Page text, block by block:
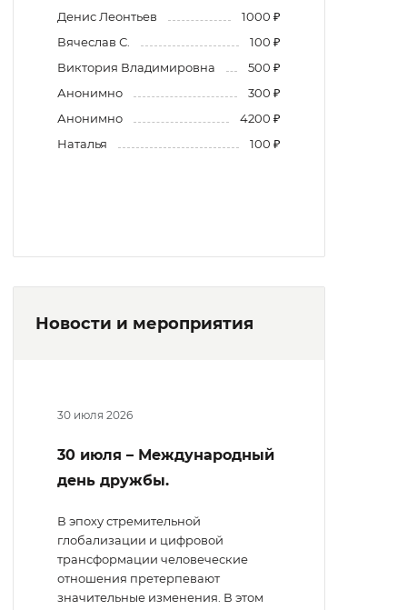
Денис Леонтьев
1000 ₽
Вячеслав С.
100 ₽
Виктория Владимировна
500 ₽
Анонимно
300 ₽
Анонимно
4200 ₽
Наталья
100 ₽
Новости и мероприятия
30 июля 2026
30 июля – Международный
день дружбы.
В эпоху стремительной
глобализации и цифровой
трансформации человеческие
отношения претерпевают
значительные изменения. В этом